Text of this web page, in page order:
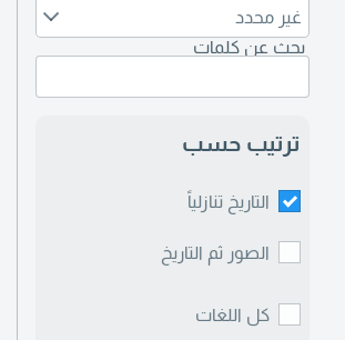
غير محدد
بحث عن كلمات
ترتيب حسب
التاريخ تنازلياً
الصور ثم التاريخ
كل اللغات